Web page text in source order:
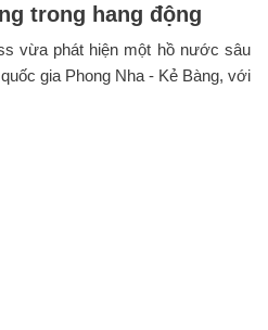
trong hang động
vừa phát hiện một hồ nước sâu
gia Phong Nha - Kẻ Bàng, với